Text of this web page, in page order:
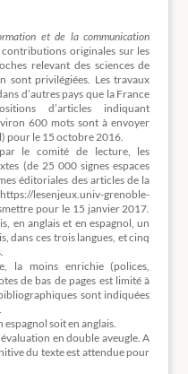
et de la communication
originales sur les
relevant des sciences de
sont privilégiées. Les travaux
d’autres pays que la France
d’articles indiquant
600 mots sont à envoyer
pour le 15 octobre 2016.
le comité de lecture, les
(de 25 000 signes espaces
éditoriales des articles de la
lesenjeux.univ-grenoble-
pour le 15 janvier 2017.
en anglais et en espagnol, un
dans ces trois langues, et cinq
la moins enrichie (polices,
de bas de pages est limité à
sont indiquées
espagnol soit en anglais.
en double aveugle. A
du texte est attendue pour